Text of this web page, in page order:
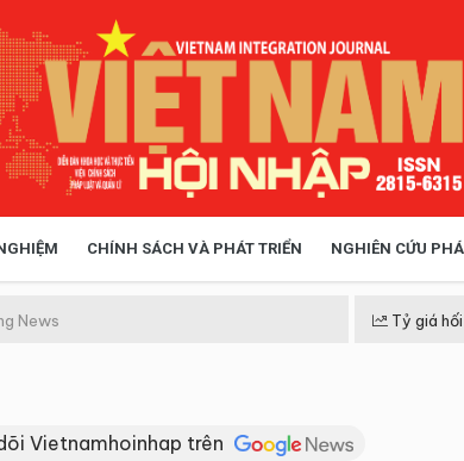
CHÍNH SÁCH VÀ PHÁT TRIỂN NGHIÊN CỨU
News Tỷ giá
Vietnamhoinhap trên